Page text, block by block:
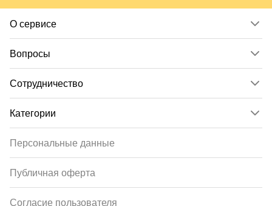
О сервисе
Вопросы
Сотрудничество
Категории
Персональные данные
Публичная оферта
Согласие пользователя